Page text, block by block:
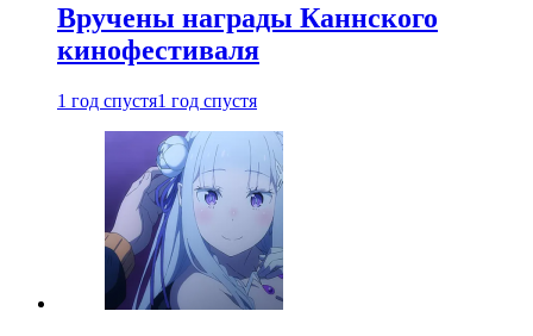
Вручены награды Каннского
кинофестиваля
1 год спустя1 год спустя